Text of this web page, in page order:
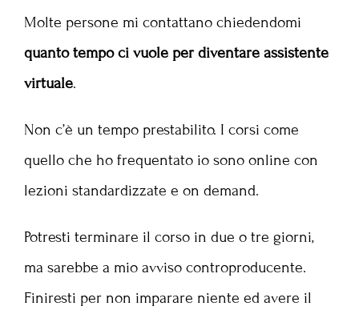
Molte persone mi contattano chiedendomi
quanto tempo ci vuole per diventare assistente
virtuale.
Non c’è un tempo prestabilito. I corsi come
quello che ho frequentato io sono online con
lezioni standardizzate e on demand.
Potresti terminare il corso in due o tre giorni,
ma sarebbe a mio avviso controproducente.
Finiresti per non imparare niente ed avere il